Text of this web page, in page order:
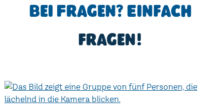
Bei Fragen? Einfach
fragen!